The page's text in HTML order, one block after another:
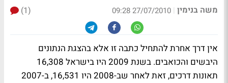
משה בנימין |
27/07/2010 09:28
(1)
אין דרך אחרת להתחיל כתבה זו אלא בהצגת הנתונים
היבשים והכואבים. בשנת 2009 היו בישראל 16,308
תאונות דרכים, זאת לאחר שב-2008 היו 16,531, ב-2007